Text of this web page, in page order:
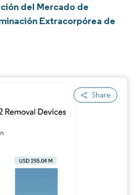
del Mercado de
Extracorpórea de
Share